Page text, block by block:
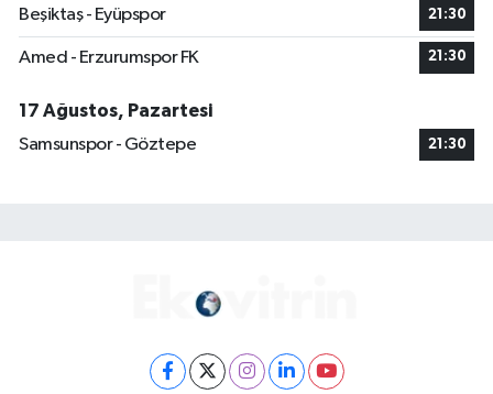
Beşiktaş - Eyüpspor 21:30
Amed - Erzurumspor FK 21:30
17 Ağustos, Pazartesi
Samsunspor - Göztepe
21:30